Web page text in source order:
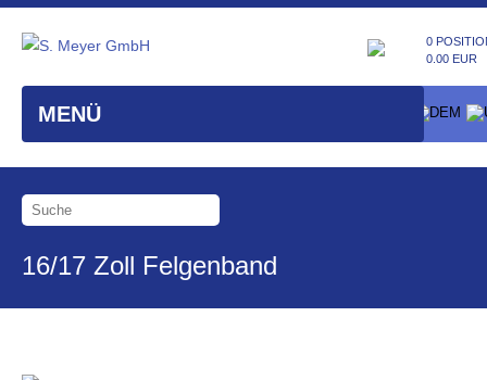
MENÜ
0
0.00 EUR
16/17 Zoll Felgenband